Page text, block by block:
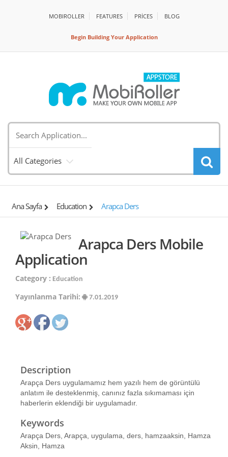
MOBIROLLER FEATURES PRİCES BLOG
Begin Building Your Application
All Categories
Ana Sayfa Education Arapca Ders
Arapca Ders Mobile
Application
Category : Education
Yayınlanma Tarihi: 7.01.2019
Description
Arapça Ders uygulamamız hem yazılı hem de görüntülü
anlatım ile desteklenmiş, canınız fazla sıkımaması için
haberlerin eklendiği bir uygulamadır.
Keywords
Arapça Ders, Arapça, uygulama, ders, hamzaaksin, Hamza
Aksin, Hamza